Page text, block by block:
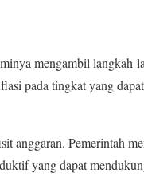
mengambil langkah-
pada tingkat yang
anggaran. Pemerintah
yang dapat